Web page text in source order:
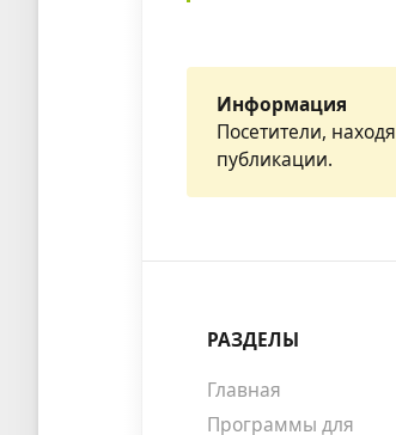
Информация
Посетители,
публикации.
РАЗДЕЛЫ
Главная
Программы для